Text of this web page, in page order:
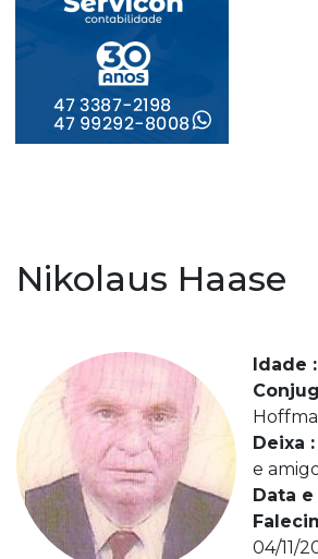
Nikolaus Haase
Idade :
Deixa :
e
Data
04/11/